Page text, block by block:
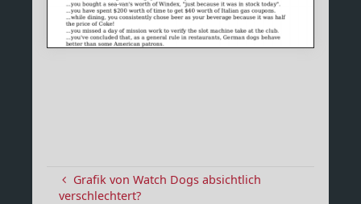
Grafik von Watch Dogs absichtlich
verschlechtert?